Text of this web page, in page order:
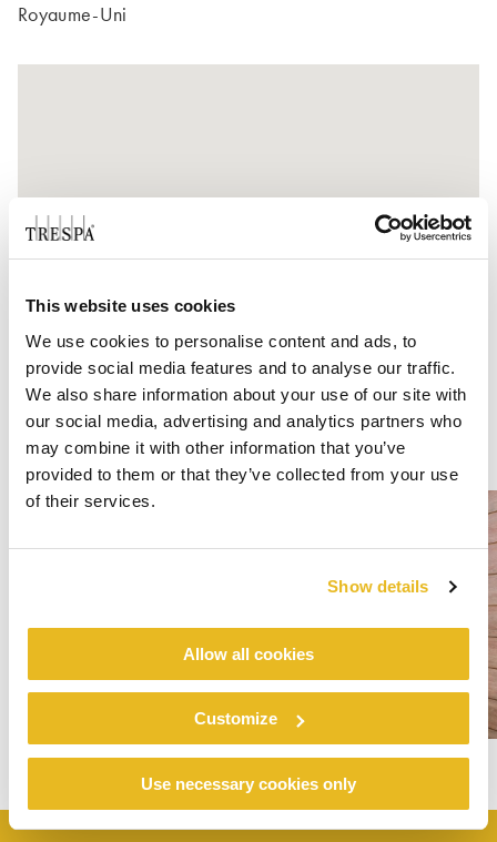
This website uses cookies
We use cookies to personalise content and ads, to
provide social media features and to analyse our traffic.
We also share information about your use of our site with
our social media, advertising and analytics partners who
may combine it with other information that you’ve
provided to them or that they’ve collected from your use
of their services.
Show details
Allow all cookies
Customize
Use necessary cookies only
Royaume-Uni